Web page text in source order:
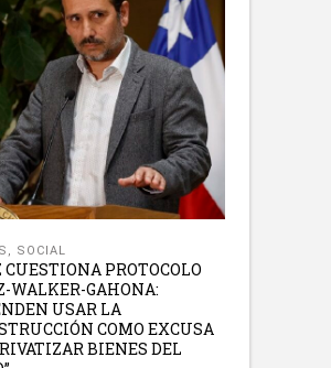
, SOCIAL
PROTOCOLO
WALKER-GAHONA:
USAR LA
COMO EXCUSA
BIENES DEL